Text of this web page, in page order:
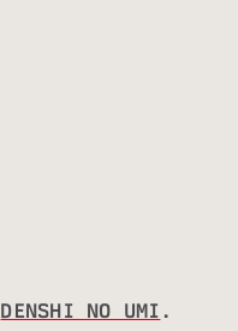
DENSHI NO UMI .